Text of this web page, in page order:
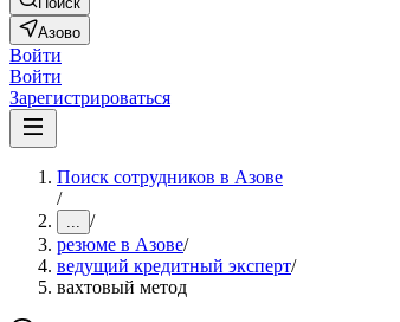
Азово
Войти
Войти
Зарегистрироваться
Поиск сотрудников в Азове
/
... /
резюме в Азове/
ведущий кредитный эксперт/
вахтовый метод